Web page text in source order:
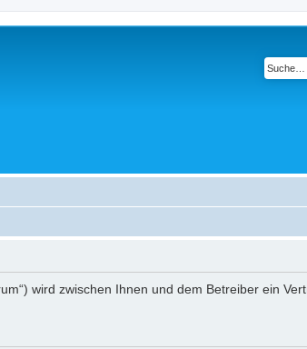
wird zwischen Ihnen und dem Betreiber ein